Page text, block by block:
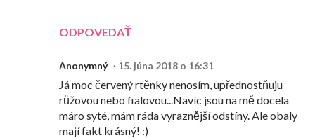
ODPOVEDAŤ
Anonymný 15. júna 2018 o 16:31
Já moc červený rtěnky nenosím, upřednostňuju
růžovou nebo fialovou...Navíc jsou na mě docela
máro syté, mám ráda vyraznější odstíny. Ale obaly
mají fakt krásný! :)